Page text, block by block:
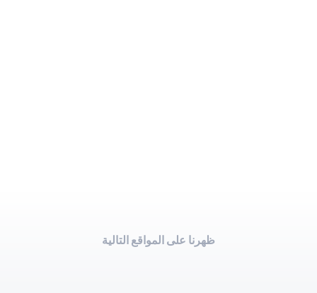
ظهرنا على المواقع التالية